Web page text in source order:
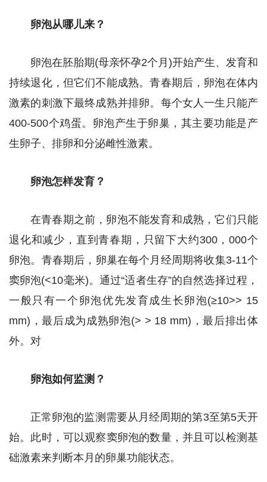
卵泡从哪儿来？
卵泡在胚胎期(母亲怀孕2个月)开始产生、发育和
持续退化，但它们不能成熟。青春期后，卵泡在体内
激素的刺激下最终成熟并排卵。每个女人一生只能产
400-500个鸡蛋。卵泡产生于卵巢，其主要功能是产
生卵子、排卵和分泌雌性激素。
卵泡怎样发育？
在青春期之前，卵泡不能发育和成熟，它们只能
退化和减少，直到青春期，只留下大约300，000个
卵泡。青春期后，卵巢在每个月经周期将收集3-11个
窦卵泡(<10毫米)。通过“适者生存”的自然选择过程，
一般只有一个卵泡优先发育成生长卵泡(≥10>> 15
mm)，最后成为成熟卵泡(> > 18 mm)，最后排出体
外。对
卵泡如何监测？
正常卵泡的监测需要从月经周期的第3至第5天开
始。此时，可以观察窦卵泡的数量，并且可以检测基
础激素来判断本月的卵巢功能状态。